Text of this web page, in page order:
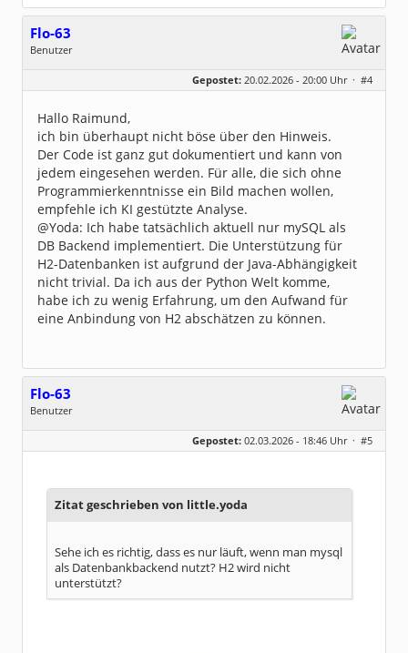
Flo-63
Benutzer
Dabei seit:
01 / 2026
Gepostet: 20.02.2026 - 20:00 Uhr · #4
Hallo Raimund,
ich bin überhaupt nicht böse über den Hinweis.
Der Code ist ganz gut dokumentiert und kann von
jedem eingesehen werden. Für alle, die sich ohne
Programmierkenntnisse ein Bild machen wollen,
empfehle ich KI gestützte Analyse.
@Yoda: Ich habe tatsächlich aktuell nur mySQL als
DB Backend implementiert. Die Unterstützung für
H2-Datenbanken ist aufgrund der Java-Abhängigkeit
nicht trivial. Da ich aus der Python Welt komme,
habe ich zu wenig Erfahrung, um den Aufwand für
eine Anbindung von H2 abschätzen zu können.
Flo-63
Benutzer
Geschlecht:
keine Angabe
Dabei seit:
01 / 2026
Gepostet: 02.03.2026 - 18:46 Uhr · #5
Zitat geschrieben von little.yoda
Sehe ich es richtig, dass es nur läuft, wenn man mysql
als Datenbankbackend nutzt? H2 wird nicht
unterstützt?